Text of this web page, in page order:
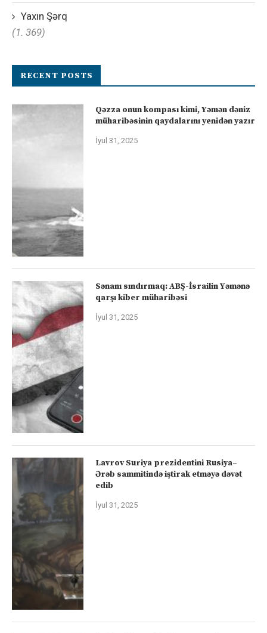
Yaxın Şərq
(1. 369)
RECENT POSTS
Qəzza onun kompası kimi, Yəmən dəniz
müharibəsinin qaydalarını yenidən yazır
İyul 31, 2025
Sənanı sındırmaq: ABŞ-İsrailin Yəmənə
qarşı kiber müharibəsi
İyul 31, 2025
Lavrov Suriya prezidentini Rusiya–
Ərəb sammitində iştirak etməyə dəvət
edib
İyul 31, 2025